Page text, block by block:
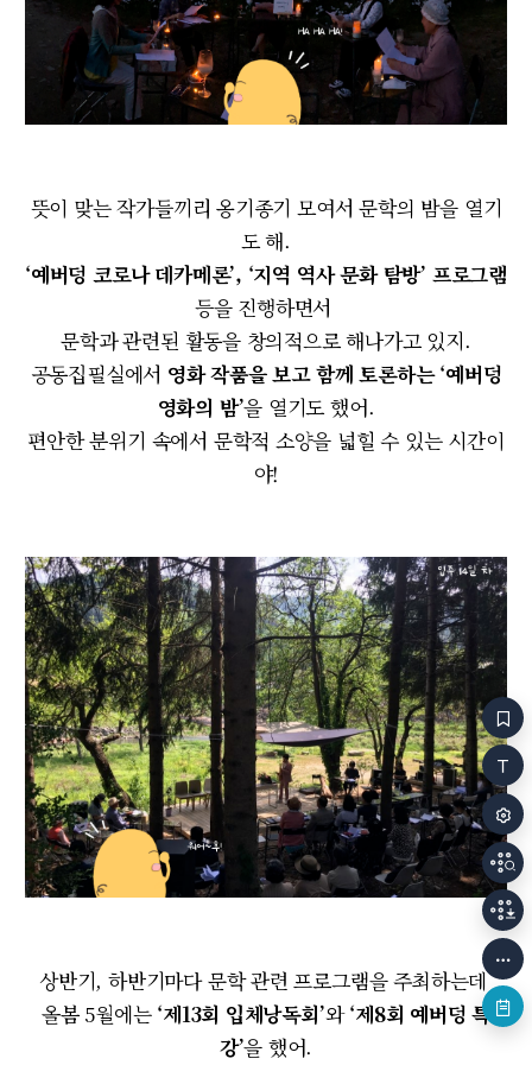
뜻이 맞는 작가들끼리 옹기종기 모여서 문학의 밤을 열기
도 해.
‘예버덩 코로나 데카메론’, ‘지역 역사 문화 탐방’ 프로그램
등을 진행하면서
문학과 관련된 활동을 창의적으로 해나가고 있지.
공동집필실에서 영화 작품을 보고 함께 토론하는 ‘예버덩
영화의 밤’을 열기도 했어.
편안한 분위기 속에서 문학적 소양을 넓힐 수 있는 시간이
야!
상반기, 하반기마다 문학 관련 프로그램을 주최하는데
올봄 5월에는 ‘제13회 입체낭독회’와‘제8회 예버덩 특
강’을 했어.